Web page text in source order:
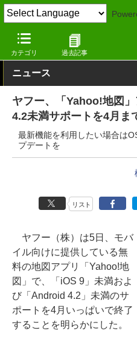
カテゴリ 過去記事
窓の杜 ライフ 生活
ニュース
ヤフー、「Yahoo!地図
4.2未満サポートを4月ま
最新機能を利用したい場合は
プデートを
リスト
ヤフー（株）は5日、モバ
イル向けに提供している無
料の地図アプリ「Yahoo!地
図」で、「iOS 9」未満およ
び「Android 4.2」未満のサ
ポートを4月いっぱいで終了
することを明らかにした。